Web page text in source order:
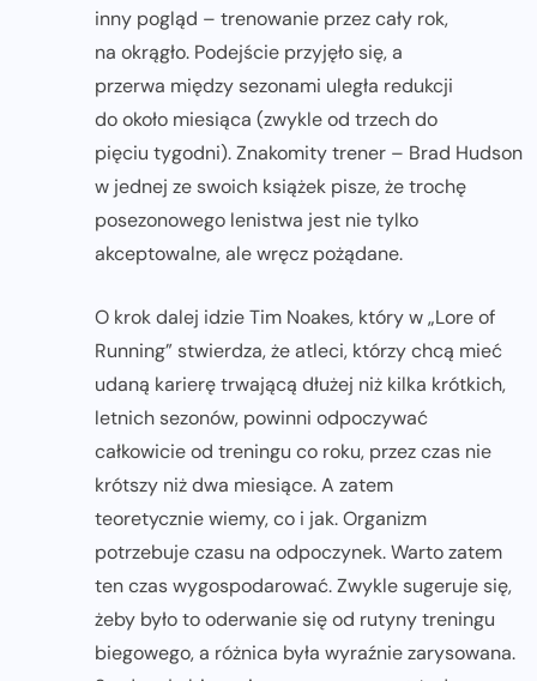
inny pogląd – trenowanie przez cały rok,
na okrągło. Podejście przyjęło się, a
przerwa między sezonami uległa redukcji
do około miesiąca (zwykle od trzech do
pięciu tygodni). Znakomity trener – Brad Hudson
w jednej ze swoich książek pisze, że trochę
posezonowego lenistwa jest nie tylko
akceptowalne, ale wręcz pożądane.
O krok dalej idzie Tim Noakes, który w „Lore of
Running” stwierdza, że atleci, którzy chcą mieć
udaną karierę trwającą dłużej niż kilka krótkich,
letnich sezonów, powinni odpoczywać
całkowicie od treningu co roku, przez czas nie
krótszy niż dwa miesiące. A zatem
teoretycznie wiemy, co i jak. Organizm
potrzebuje czasu na odpoczynek. Warto zatem
ten czas wygospodarować. Zwykle sugeruje się,
żeby było to oderwanie się od rutyny treningu
biegowego, a różnica była wyraźnie zarysowana.